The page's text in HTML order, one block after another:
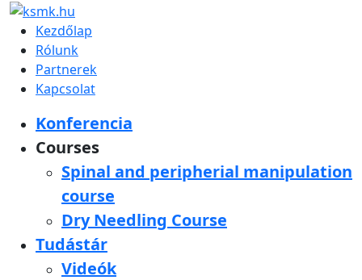
Kezdőlap
Rólunk
Partnerek
Kapcsolat
Konferencia
Courses
Spinal and peripherial manipulation
course
Dry Needling Course
Tudástár
Videók